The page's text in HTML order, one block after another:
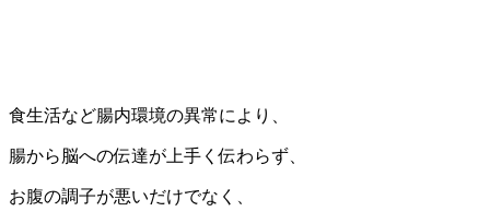
食生活など腸内環境の異常により、
腸から脳への伝達が上手く伝わらず、
お腹の調子が悪いだけでなく、